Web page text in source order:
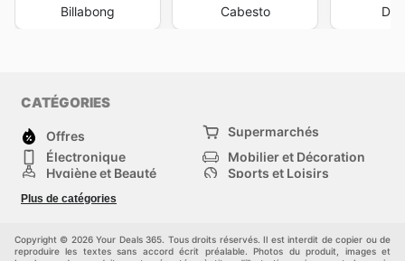
Billabong Cabesto
CATÉGORIES
Offres
Supermarchés
Électronique
Mobilier et Décoration
Hygiène et Beauté
Sports et Loisirs
Mode
Animalerie
maison
Plus de catégories
Copyright © 2026 Your Deals 365. Tous droits réservés. Il est interdit de copier ou de
reproduire les textes sans accord écrit préalable. Photos du produit, images et